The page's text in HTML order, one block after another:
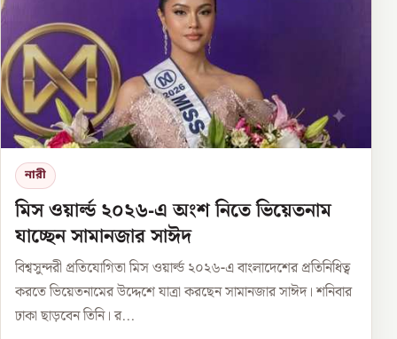
নারী
মিস ওয়ার্ল্ড ২০২৬-এ অংশ নিতে ভিয়েতনাম
যাচ্ছেন সামানজার সাঈদ
বিশ্বসুন্দরী প্রতিযোগিতা মিস ওয়ার্ল্ড ২০২৬-এ বাংলাদেশের প্রতিনিধিত্ব
করতে ভিয়েতনামের উদ্দেশে যাত্রা করছেন সামানজার সাঈদ। শনিবার
ঢাকা ছাড়বেন তিনি। র...